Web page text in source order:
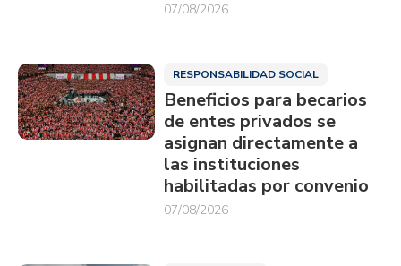
07/08/2026
RESPONSABILIDAD SOCIAL
Beneficios para becarios
de entes privados se
asignan directamente a
las instituciones
habilitadas por convenio
07/08/2026